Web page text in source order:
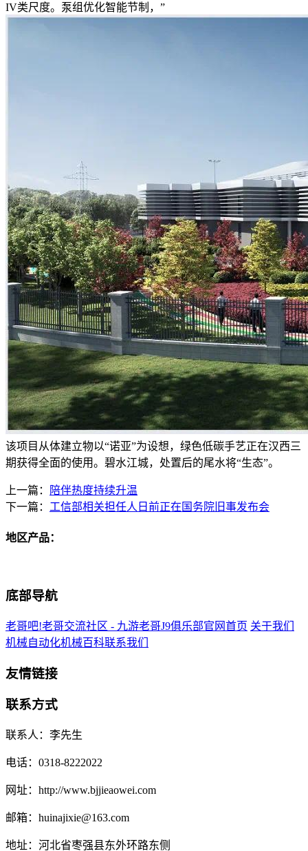
IV类尺度。泵组优化智能节制，”
该项目从体建立物以“诺亚”为设想，绿色低碳手艺正在汉西三
期获得全面的使用。碧水江城，处置后的尾水将“生态”。
上一篇：
陪伴热度持续升温
下一篇： 工信部相关担任人日前正在国务院旧事发布会
地区产品：
底部导航
老哥吧!老哥交流社区 - 九游老哥J9俱乐部官网首页 关于我们
机械自动化机械百科联系我们
友情链接
联系方式
联系人：李先生
电话：0318-8222022
网址：http://www.bjjieaowei.com
邮箱：huinajixie@163.com
地址：河北省枣强县东外环路东侧